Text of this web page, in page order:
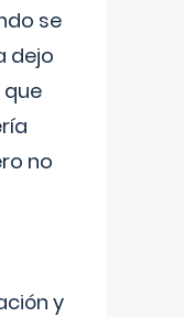
se
dejo
no
y